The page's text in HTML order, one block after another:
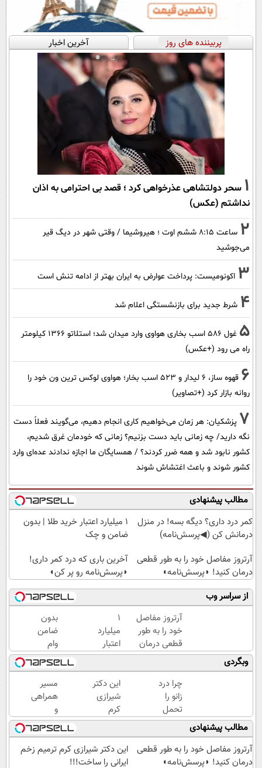
پربیننده های روز آخرین اخبار
1 سحر دولتشاهی عذرخواهی کرد ؛ قصد بی احترامی به اذان
نداشتم (عکس)
2
ساعت ۸:۱۵ ششم اوت ؛ هیروشیما / وقتی شهر در دیگ قیر
می‌جوشید
3 اکونومیست: پرداخت عوارض به ایران بهتر از ادامه تنش است
4 شرط جدید برای بازنشستگی اعلام شد
5
غول 586 اسب بخاری هواوی وارد میدان شد؛ استلاتو 1366 کیلومتر
راه می رود (+عکس)
6
قهوه ساز، 6 لیدار و 523 اسب بخار؛ هواوی لوکس ترین ون خود را
روانه بازار کرد (+تصاویر)
7 پزشکیان: هر زمان می‌خواهیم کاری انجام دهیم، می‌گویند فعلاً دست
نگه دارید/ چه زمانی باید دست بزنیم؟ زمانی که خودمان غرق شدیم،
کشور نابود شد و همه ضرر کردند؟ / همسایگان ما اجازه ندادند عده‌ای وارد
کشور شوند و باعث اغتشاش شوند
مطالب پیشنهادی
کمر درد داری؟ دیگه بسه! در منزل
درمانش کن (◀پرسش‌نامه)
۱ میلیارد اعتبار خرید طلا | بدون
ضامن و چک
آرتروز مفاصل خود را به طور قطعی
درمان کنید! ◗پرسش‌نامه◖
آخرین باری که درد کمر داری!
◗پرسش‌نامه رو پر کن◖
از سراسر وب
آرتروز مفاصل
خود را به طور
قطعی درمان
کنید!
◗پرسش‌نامه◖
۱
میلیارد
اعتبار
خرید
طلا |
بدون
ضامن
و چک
بدون
ضامن
وام
بگیر،
طلا
بخر
😍
وبگردی
چرا درد
زانو را
تحمل
می‌کنی؟
خیلی
ساده
درمنزل
این دکتر
شیرازی
کرم
ترمیم
زخم
ایرانی را
ساخت!!!
مسیر
همراهی
و
گزارش
عملکرد
گروه
مطالب پیشنهادی
آرتروز مفاصل خود را به طور قطعی
درمان کنید! ◗پرسش‌نامه◖
این دکتر شیرازی کرم ترمیم زخم
ایرانی را ساخت!!!